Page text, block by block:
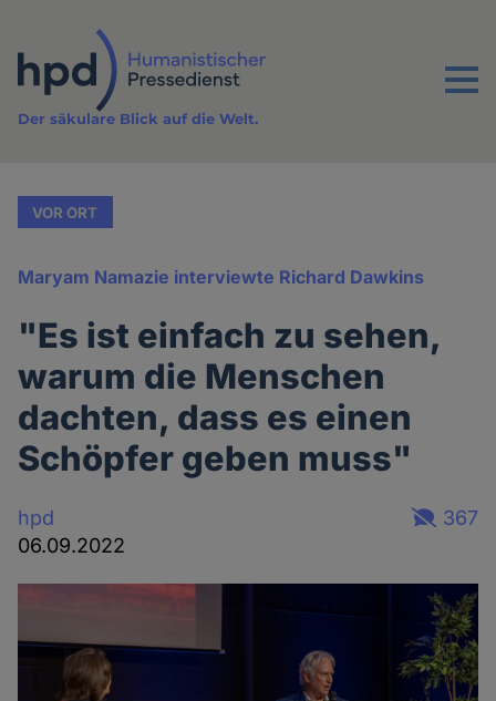
Inhalt
Menu
Der säkulare Blick auf die Welt.
VOR ORT
Maryam Namazie interviewte Richard Dawkins
"Es ist einfach zu sehen,
warum die Menschen
dachten, dass es einen
Schöpfer geben muss"
hpd
06.09.2022
367